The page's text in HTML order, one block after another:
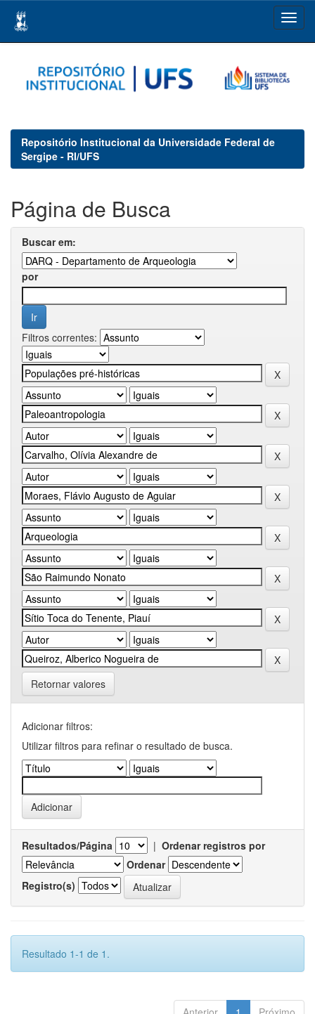
navigation
Repositório Institucional da Universidade Federal de
Sergipe - RI/UFS
Página de Busca
Buscar em:
por
Filtros correntes:
Retornar valores
Adicionar filtros:
Utilizar filtros para refinar o resultado de busca.
Resultados/Página | Ordenar registros por
Ordenar
Registro(s)
Resultado 1-1 de 1.